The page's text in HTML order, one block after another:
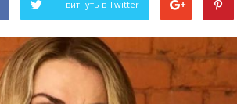
мира
Твитнуть в Twitter